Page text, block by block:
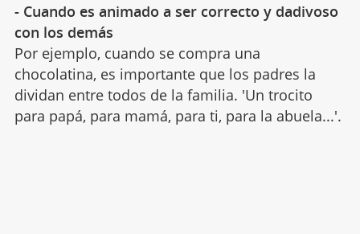
- Cuando es animado a ser correcto y dadivoso
con los demás
Por ejemplo, cuando se compra una
chocolatina, es importante que los padres la
dividan entre todos de la familia. 'Un trocito
para papá, para mamá, para ti, para la abuela...'.